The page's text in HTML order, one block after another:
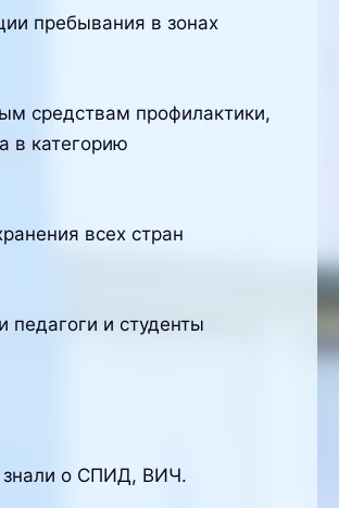
пребывания в зонах
средствам профилактики,
в категорию
всех стран
педагоги и студенты
знали о СПИД, ВИЧ.